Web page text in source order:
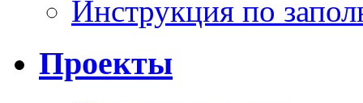
Инструкция по
Проекты